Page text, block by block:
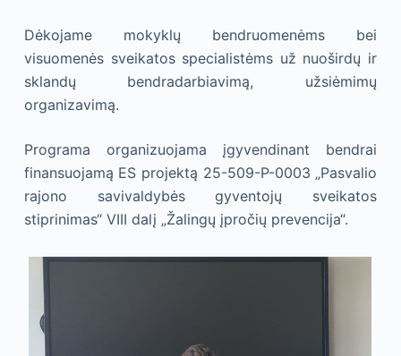
Dėkojame mokyklų bendruomenėms bei
visuomenės sveikatos specialistėms už nuoširdų ir
sklandų bendradarbiavimą, užsiėmimų
organizavimą.
Programa organizuojama įgyvendinant bendrai
finansuojamą ES projektą 25-509-P-0003 „Pasvalio
rajono savivaldybės gyventojų sveikatos
stiprinimas“ VIII dalį „Žalingų įpročių prevencija“.